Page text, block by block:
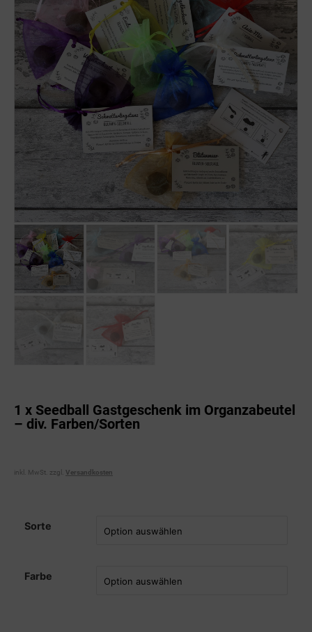
1 x Seedball Gastgeschenk im Organzabeutel
– div. Farben/Sorten
inkl. MwSt. zzgl. Versandkosten
Sorte
Farbe